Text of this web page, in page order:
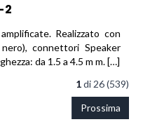
2
Realizzato con
connettori Speaker
da 1.5 a 4.5 m m. […]
1di 26 (539)
Prossima